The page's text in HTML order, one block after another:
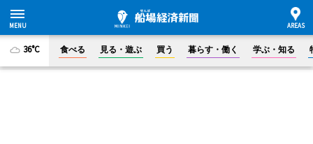
36°C 食べる 見る・遊ぶ 買う 暮らす・働く 学ぶ・知る